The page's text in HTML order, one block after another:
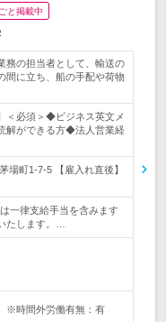
と掲載中
務の担当者として、輸送の
間に立ち、船の手配や荷物
＜必須＞◆ビジネス英文メ
解ができる方◆法人営業経
場町1-7-5 【雇入れ直後】
一律支給手当を含みます
たします。…
※時間外労働有無：有